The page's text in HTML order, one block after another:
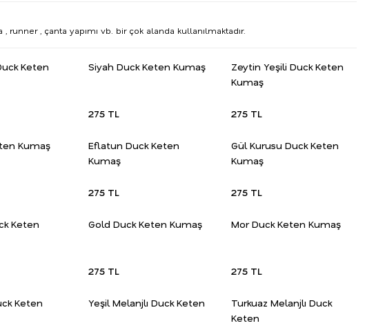
, çanta yapımı vb. bir çok alanda kullanılmaktadır.
Keten
Siyah Duck Keten Kumaş
275 TL
Zeytin Yeşili Duck Keten
Kumaş
275 TL
Kumaş
Eflatun Duck Keten
Kumaş
275 TL
Gül Kurusu Duck Keten
Kumaş
275 TL
Keten
Gold Duck Keten Kumaş
275 TL
Mor Duck Keten Kumaş
275 TL
Keten
Yeşil Melanjlı Duck Keten
Turkuaz Melanjlı Duck
Keten